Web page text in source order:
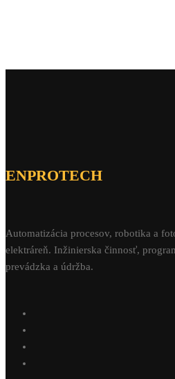
ENPROTECH
Automatizácia procesov, robotika a
elektráreň. Inžinierska činnosť,
prevádzka a údržba.